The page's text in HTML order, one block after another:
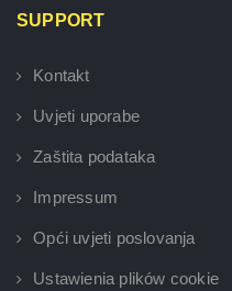
SUPPORT
Kontakt
Uvjeti uporabe
Zaštita podataka
Impressum
Opći uvjeti poslovanja
Ustawienia plików cookie